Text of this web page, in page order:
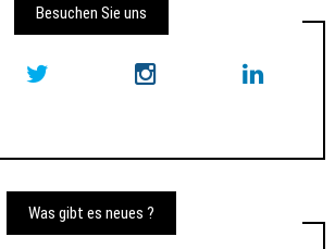
Besuchen Sie uns
Was gibt es neues ?